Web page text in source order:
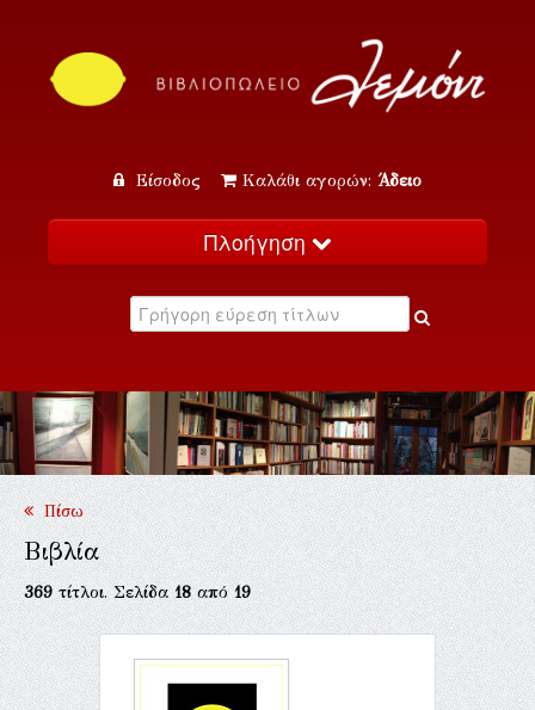
Είσοδος Καλάθι αγορών: Άδειο
Πλοήγηση
Κατάλογος
Εκδηλώσεις
Επικοινωνία
Πίσω
Βιβλία
369τίτλοι. Σελίδα18από19